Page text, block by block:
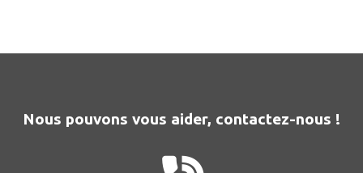
Nous pouvons vous aider, contactez-nous !